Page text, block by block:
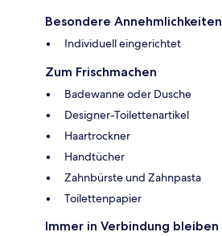
Besondere Annehmlichkeiten
Individuell eingerichtet
Zum Frischmachen
Badewanne oder Dusche
Designer-Toilettenartikel
Haartrockner
Handtücher
Zahnbürste und Zahnpasta
Toilettenpapier
Immer in Verbindung bleiben